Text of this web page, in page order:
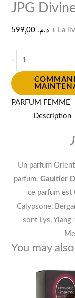
JPG
د.م. + La
-
PARFUM FEMME
Description
Un parfum
parfum. Gaultier
ce parfum est
Calypsone,
sont Lys,
You may